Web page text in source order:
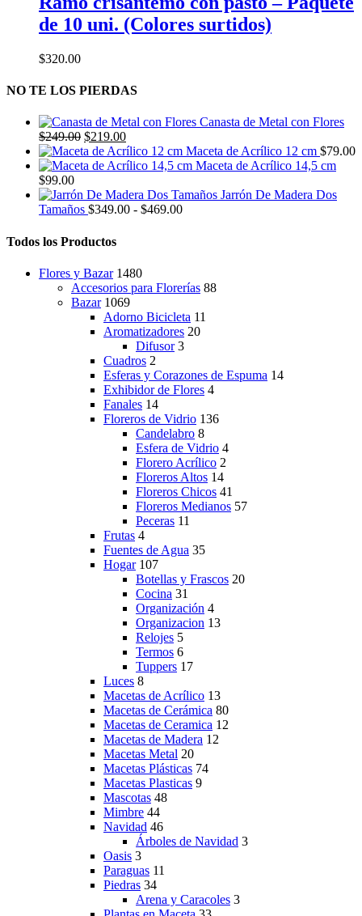
de 10 uni. (Colores surtidos)
$320.00
NO TE LOS PIERDAS
Canasta de Metal con Flores
$249.00 El
precio
original
$249.00.
$219.00El
precio
actual
$219.00.
Maceta de Acrílico 12 cm $79.00
Maceta de Acrílico 14,5 cm
$99.00
Jarrón De Madera Dos
Tamaños $349.00 - $469.00Rango
hasta
$469.00
Todos los Productos
Flores y Bazar 1480
Accesorios para Florerías 88
Bazar 1069
Adorno Bicicleta 11
Aromatizadores 20
Difusor 3
Cuadros 2
Esferas y Corazones de Espuma 14
Exhibidor de Flores 4
Fanales 14
Floreros de Vidrio 136
Candelabro 8
Esfera de Vidrio 4
Florero Acrílico 2
Floreros Altos 14
Floreros Chicos 41
Floreros Medianos 57
Peceras 11
Frutas 4
Fuentes de Agua 35
Hogar 107
Botellas y Frascos 20
Cocina 31
Organización 4
Organizacion 13
Relojes 5
Termos 6
Tuppers 17
Luces 8
Macetas de Acrílico 13
Macetas de Cerámica 80
Macetas de Ceramica 12
Macetas de Madera 12
Macetas Metal 20
Macetas Plásticas 74
Macetas Plasticas 9
Mascotas 48
Mimbre 44
Navidad 46
Árboles de Navidad 3
Oasis 3
Paraguas 11
Piedras 34
Arena y Caracoles 3